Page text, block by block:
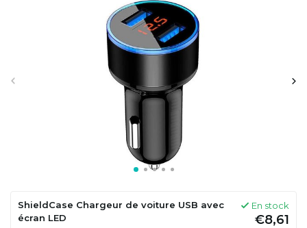
ShieldCase Chargeur de voiture USB avec
écran LED
En stock
€8,61